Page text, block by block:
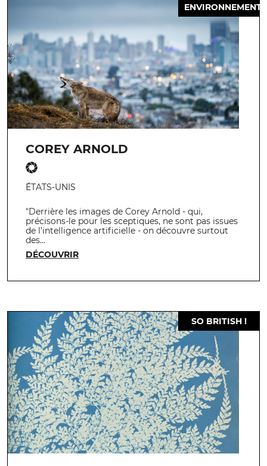
COREY ARNOLD
ÉTATS-UNIS
"Derrière les images de Corey Arnold - qui,
précisons-le pour les sceptiques, ne sont pas issues
de l’intelligence artificielle - on découvre surtout
des…
DÉCOUVRIR
SO BRITISH !